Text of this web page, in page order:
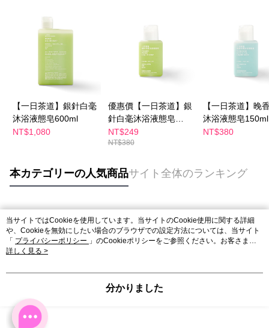
【一日茶道】銀針白毫
沐浴液態皂600ml
NT$1,080
優惠價【一日茶道】銀
針白毫沐浴液態皂
150ml
NT$249
NT$380
【一日茶道】晚
沐浴液態皂150ml
NT$380
本カテゴリーの人気商品サイト全体のランキング
人気タグ
当サイトではCookieを使用しています。当サイトのCookie使用に関する詳細
や、Cookieを無効にしたい場合のブラウザでの設定方法については、当サイト
「 プライバシーポリシー 」のCookieポリシーをご参照ください。お客さま
が、当サイトを引き続き使用される場合、当社がサイト利用規約のCookieポリ
詳しく見る >
分かりました